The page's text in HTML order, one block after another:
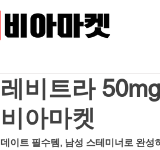
레비트라
비아마켓
데이트 필수템, 남성 스테미너로 완성